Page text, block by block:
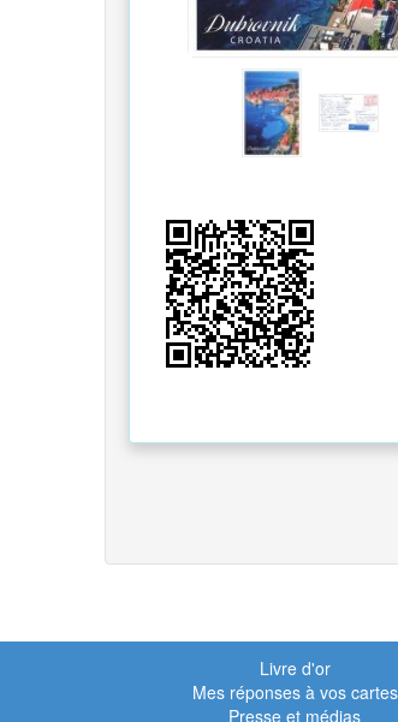
Livre d'or
Mes réponses à vos cartes
Presse et médias